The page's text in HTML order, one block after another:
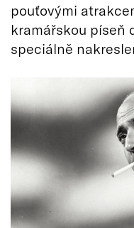
pouťovými
kramářskou píseň
speciálně